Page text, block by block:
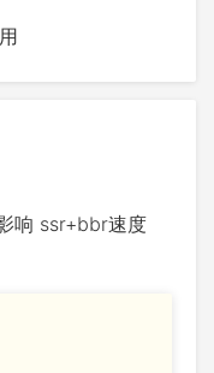
响 ssr+bbr速度